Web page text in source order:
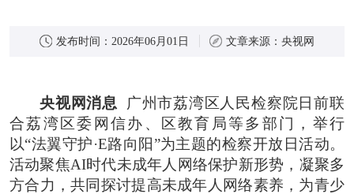
发布时间： 2026年06月01日 文章来源： 央视网
央视网消息 广州市荔湾区人民检察院日前联
合荔湾区委网信办、区教育局等多部门，举行
以“法翼守护·E路向阳”为主题的检察开放日活动。
活动聚焦AI时代未成年人网络保护新形势，凝聚多
方合力，共同探讨提高未成年人网络素养，为青少